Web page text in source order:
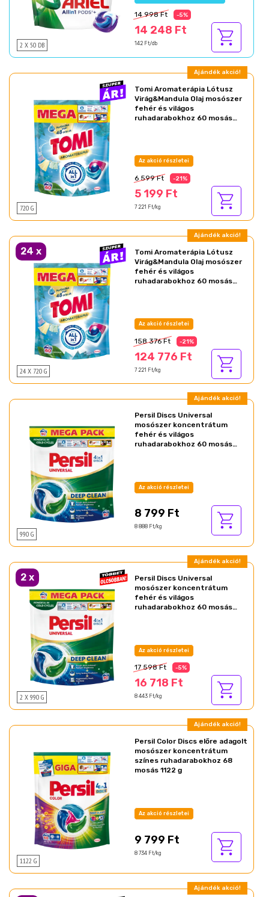
2 X 50 DB
14 998 Ft -5%
14 248 Ft
142 Ft/db
Ajándék akció!
720 G
Tomi Aromaterápia Lótusz
Virág&Mandula Olaj mosószer
fehér és világos
ruhadarabokhoz 60 mosás
Az akció részletei
6 599 Ft -21%
5 199 Ft
7 221 Ft/kg
Ajándék akció!
24 x
24 X 720 G
Tomi Aromaterápia Lótusz
Virág&Mandula Olaj mosószer
fehér és világos
ruhadarabokhoz 60 mosás
Az akció részletei
158 376 Ft -21%
124 776 Ft
7 221 Ft/kg
Ajándék akció!
990 G
Persil Discs Universal
mosószer koncentrátum
fehér és világos
ruhadarabokhoz 60 mosás
Az akció részletei
8 799 Ft
8 888 Ft/kg
Ajándék akció!
2 x
2 X 990 G
Persil Discs Universal
mosószer koncentrátum
fehér és világos
ruhadarabokhoz 60 mosás
Az akció részletei
17 598 Ft -5%
16 718 Ft
8 443 Ft/kg
Ajándék akció!
1122 G
Persil Color Discs előre adagolt
mosószer koncentrátum
színes ruhadarabokhoz 68
mosás 1122 g
Az akció részletei
9 799 Ft
8 734 Ft/kg
Ajándék akció!